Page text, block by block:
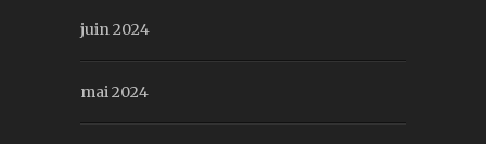
juin 2024
mai 2024